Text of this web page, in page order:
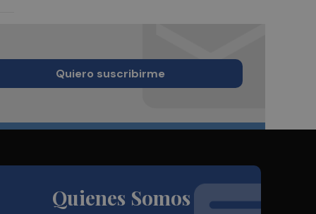
Quiero suscribirme
Quienes Somos